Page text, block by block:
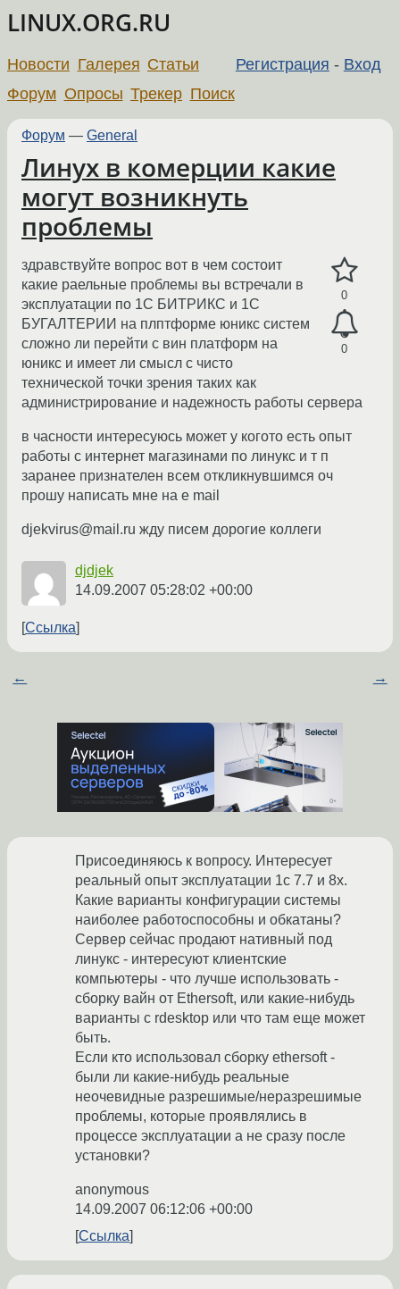
LINUX.ORG.RU
Регистрация - Вход
Новости Галерея Статьи
Форум Опросы Трекер Поиск
Форум — General
Линух в комерции какие
могут возникнуть
проблемы
0
0
здравствуйте вопрос вот в чем состоит
какие раельные проблемы вы встречали в
эксплуатации по 1С БИТРИКС и 1С
БУГАЛТЕРИИ на плптформе юникс систем
сложно ли перейти с вин платформ на
юникс и имеет ли смысл с чисто
технической точки зрения таких как
администрирование и надежность работы сервера
в часности интересуюсь может у когото есть опыт
работы с интернет магазинами по линукс и т п
заранее признателен всем откликнувшимся оч
прошу написать мне на е mail
djekvirus@mail.ru жду писем дорогие коллеги
djdjek
14.09.2007 05:28:02 +00:00
Ссылка
← →
Присоединяюсь к вопросу. Интересует
реальный опыт эксплуатации 1с 7.7 и 8х.
Какие варианты конфигурации системы
наиболее работоспособны и обкатаны?
Сервер сейчас продают нативный под
линукс - интересуют клиентские
компьютеры - что лучше использовать -
сборку вайн от Ethersoft, или какие-нибудь
варианты с rdesktop или что там еще может
быть.
Если кто использовал сборку ethersoft -
были ли какие-нибудь реальные
неочевидные разрешимые/неразрешимые
проблемы, которые проявлялись в
процессе эксплуатации а не сразу после
установки?
anonymous
14.09.2007 06:12:06 +00:00
Ссылка